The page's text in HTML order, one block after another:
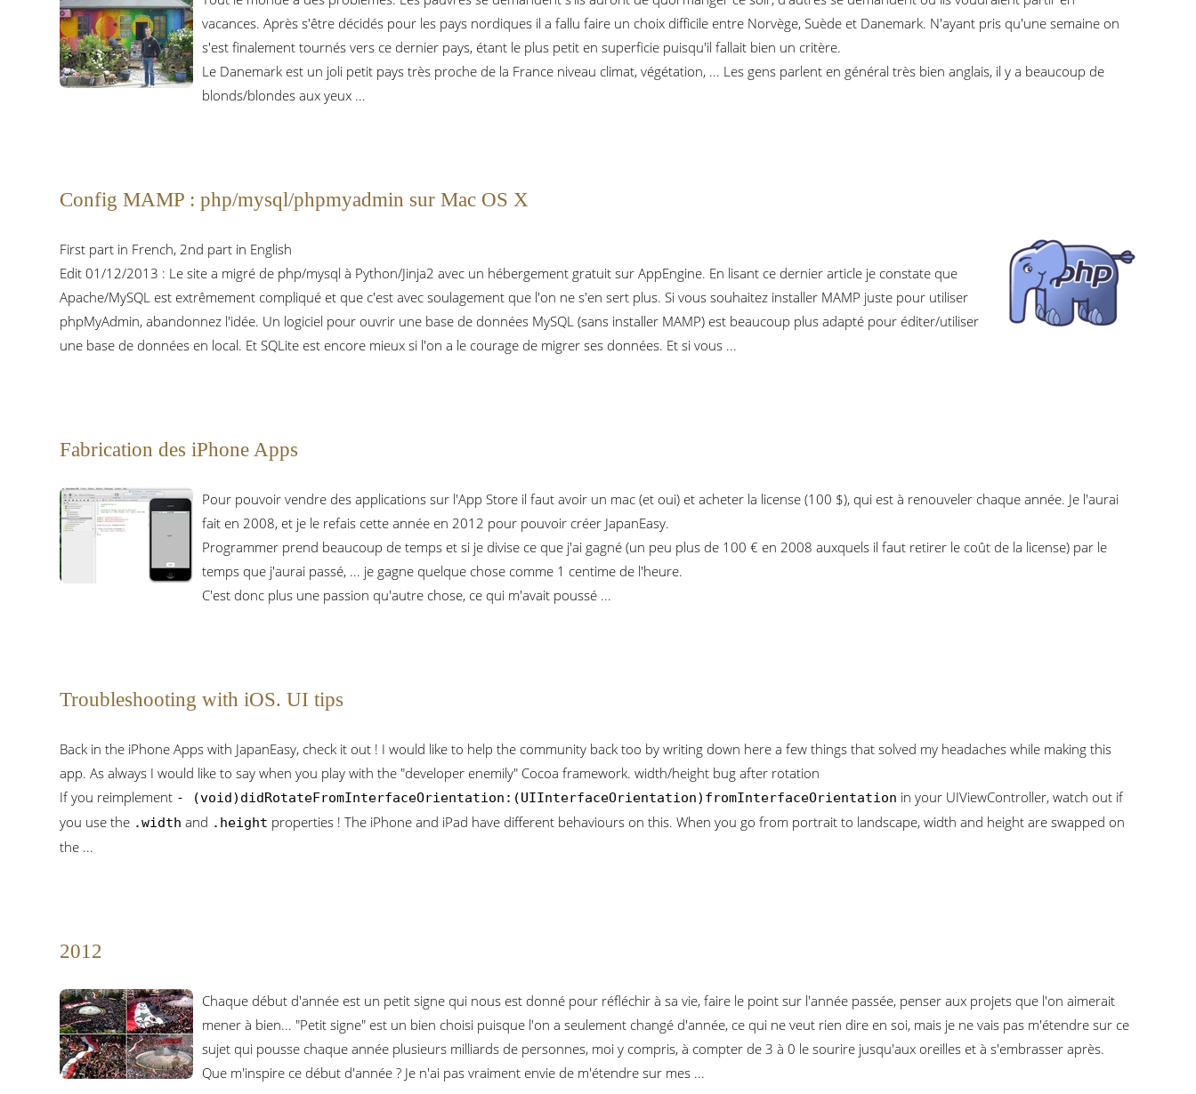
vacances. Après s'être décidés pour les pays nordiques il a fallu faire un choix difficile entre Norvège, Suède et Danemark. N'ayant pris qu'une semaine on
s'est finalement tournés vers ce dernier pays, étant le plus petit en superficie puisqu'il fallait bien un critère.
Le Danemark est un joli petit pays très proche de la France niveau climat, végétation, ... Les gens parlent en général très bien anglais, il y a beaucoup de
blonds/blondes aux yeux ...
Config MAMP : php/mysql/phpmyadmin sur Mac OS X
First part in French, 2nd part in English
Edit 01/12/2013 : Le site a migré de php/mysql à Python/Jinja2 avec un hébergement gratuit sur AppEngine. En lisant ce dernier article je constate que
Apache/MySQL est extrêmement compliqué et que c'est avec soulagement que l'on ne s'en sert plus. Si vous souhaitez installer MAMP juste pour utiliser
phpMyAdmin, abandonnez l'idée. Un logiciel pour ouvrir une base de données MySQL (sans installer MAMP) est beaucoup plus adapté pour éditer/utiliser
une base de données en local. Et SQLite est encore mieux si l'on a le courage de migrer ses données. Et si vous ...
Fabrication des iPhone Apps
Pour pouvoir vendre des applications sur l'App Store il faut avoir un mac (et oui) et acheter la license (100 $), qui est à renouveler chaque année. Je l'aurai
fait en 2008, et je le refais cette année en 2012 pour pouvoir créer JapanEasy.
Programmer prend beaucoup de temps et si je divise ce que j'ai gagné (un peu plus de 100 € en 2008 auxquels il faut retirer le coût de la license) par le
temps que j'aurai passé, ... je gagne quelque chose comme 1 centime de l'heure.
C'est donc plus une passion qu'autre chose, ce qui m'avait poussé ...
Troubleshooting with iOS. UI tips
Back in the iPhone Apps with JapanEasy, check it out ! I would like to help the community back too by writing down here a few things that solved my headaches while making this
app. As always I would like to say when you play with the "developer enemily" Cocoa framework. width/height bug after rotation
If you reimplement - (void)didRotateFromInterfaceOrientation:(UIInterfaceOrientation)fromInterfaceOrientation in your UIViewController, watch out if
you use the .width and .height properties ! The iPhone and iPad have different behaviours on this. When you go from portrait to landscape, width and height are swapped on
the ...
2012
Chaque début d'année est un petit signe qui nous est donné pour réfléchir à sa vie, faire le point sur l'année passée, penser aux projets que l'on aimerait
mener à bien... "Petit signe" est un bien choisi puisque l'on a seulement changé d'année, ce qui ne veut rien dire en soi, mais je ne vais pas m'étendre sur ce
sujet qui pousse chaque année plusieurs milliards de personnes, moi y compris, à compter de 3 à 0 le sourire jusqu'aux oreilles et à s'embrasser après.
Que m'inspire ce début d'année ? Je n'ai pas vraiment envie de m'étendre sur mes ...